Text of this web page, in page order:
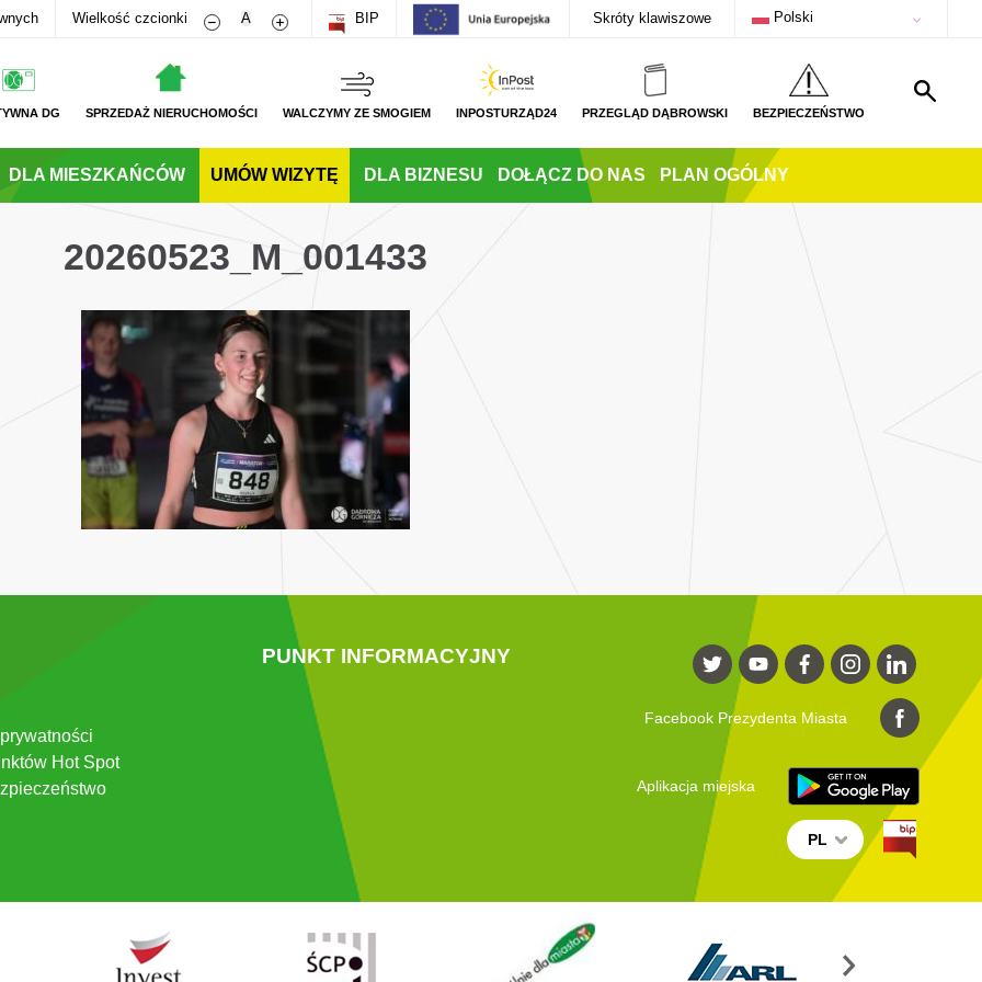
Wielkość czcionki Zmniejsz rozmiar czcionki
A Zwiększ rozmiar czcionki
BIP Skróty klawiszowe Polski
DG SPRZEDAŻ NIERUCHOMOŚCI WALCZYMY ZE SMOGIEM INPOSTURZĄD24 PRZEGLĄD DĄBROWSKI BEZPIECZEŃSTWO
DLA MIESZKAŃCÓW UMÓW WIZYTĘ DLA BIZNESU DOŁĄCZ DO NAS PLAN OGÓLNY
20260523_M_001433
Hot Spot
PUNKT INFORMACYJNY
Facebook Prezydenta Miasta
Aplikacja miejska
PL